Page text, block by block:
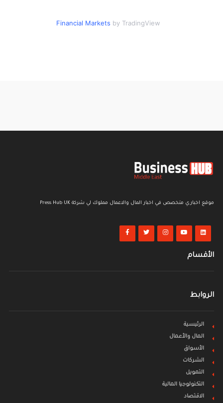
Financial Markets by TradingView
موقع اخباري متخصص في اخبار المال والاعمال مملوك لي شركة Press Hub UK
الأقسام
الروابط
الرئيسية
المال والأعمال
الأسواق
الشركات
التمويل
التكنولوجيا المالية
الاقتصاد